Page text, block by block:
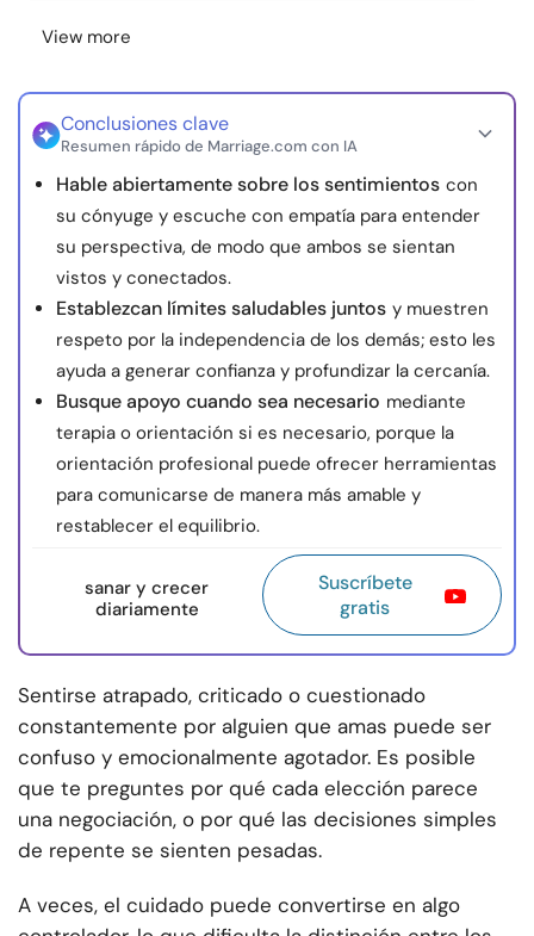
View more
Conclusiones clave
Resumen rápido de Marriage.com con IA
Hable abiertamente sobre los sentimientos con
su cónyuge y escuche con empatía para entender
su perspectiva, de modo que ambos se sientan
vistos y conectados.
Establezcan límites saludables juntos y muestren
respeto por la independencia de los demás; esto les
ayuda a generar confianza y profundizar la cercanía.
Busque apoyo cuando sea necesario mediante
terapia o orientación si es necesario, porque la
orientación profesional puede ofrecer herramientas
para comunicarse de manera más amable y
restablecer el equilibrio.
sanar y crecer
diariamente
Suscríbete
gratis
Sentirse atrapado, criticado o cuestionado
constantemente por alguien que amas puede ser
confuso y emocionalmente agotador. Es posible
que te preguntes por qué cada elección parece
una negociación, o por qué las decisiones simples
de repente se sienten pesadas.
A veces, el cuidado puede convertirse en algo